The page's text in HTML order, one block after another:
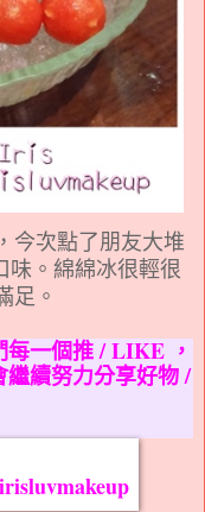
今次點了朋友大堆
味。綿綿冰很輕很
足。
一個推 / LIKE ，
續努力分享好物 /